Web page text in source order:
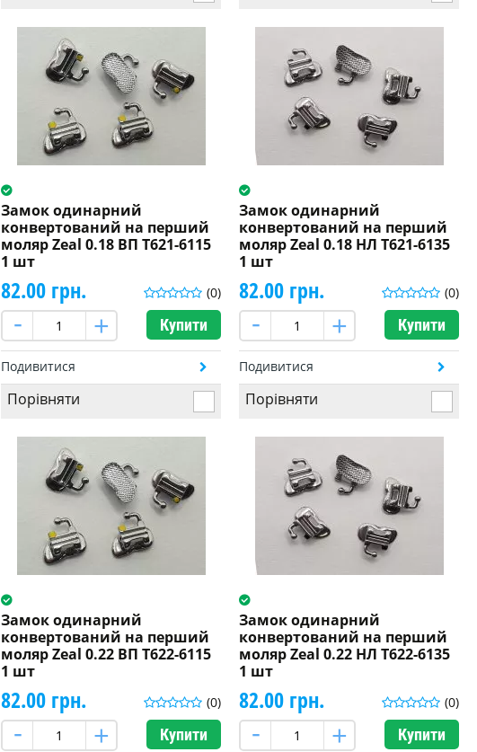
Замок одинарний
конвертований на перший
моляр Zeal 0.18 ВП T621-6115
1 шт
(0)
82.00 грн.
Купити
Подивитися
Порівняти
Замок одинарний
конвертований на перший
моляр Zeal 0.18 НЛ T621-6135
1 шт
(0)
82.00 грн.
Купити
Подивитися
Порівняти
Замок одинарний
конвертований на перший
моляр Zeal 0.22 ВП T622-6115
1 шт
(0)
82.00 грн.
Купити
Замок одинарний
конвертований на перший
моляр Zeal 0.22 НЛ T622-6135
1 шт
(0)
82.00 грн.
Купити